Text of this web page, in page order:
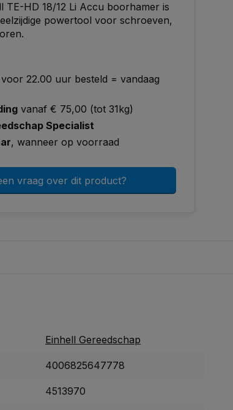
TE-HD 18/12 Li Accu boorhamer is
powertool voor schroeven,
22.00 uur besteld = vandaag
vanaf € 75,00 (tot 31kg)
Specialist
, wanneer op voorraad
vraag over dit product?
Einhell Gereedschap
4006825647778
4513970